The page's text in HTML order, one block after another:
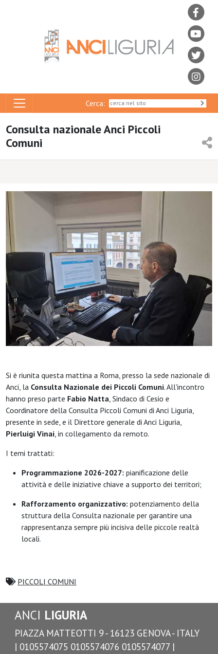
Cerca:
Consulta nazionale Anci Piccoli
Comuni
Si è riunita questa mattina a Roma, presso la sede nazionale di
Anci, la Consulta Nazionale dei Piccoli Comuni. All'incontro
hanno preso parte Fabio Natta, Sindaco di Cesio e
Coordinatore della Consulta Piccoli Comuni di Anci Liguria,
presente in sede, e il Direttore generale di Anci Liguria,
Pierluigi Vinai, in collegamento da remoto.
I temi trattati:
Programmazione 2026-2027: pianificazione delle
attività e delle iniziative chiave a supporto dei territori;
Rafforzamento organizzativo: potenziamento della
struttura della Consulta nazionale per garantire una
rappresentanza sempre più incisiva delle piccole realtà
locali.
PICCOLI COMUNI
ANCI LIGURIA
PIAZZA MATTEOTTI 9 - 16123 GENOVA - ITALY
| 0105574075 0105574076 0105574077 |